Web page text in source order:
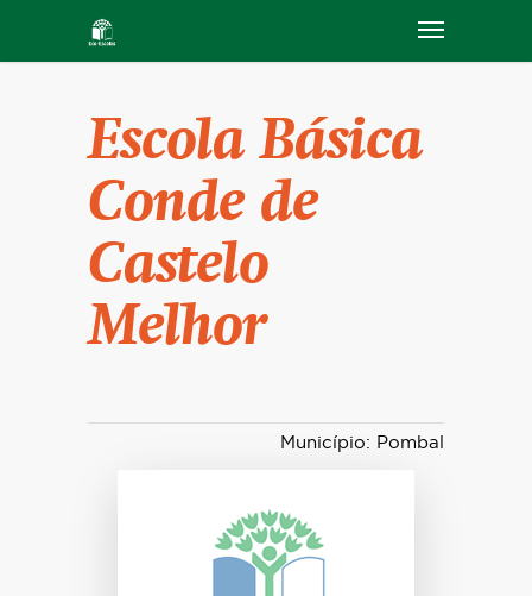
Escola Básica
Conde de
Castelo
Melhor
Município: Pombal